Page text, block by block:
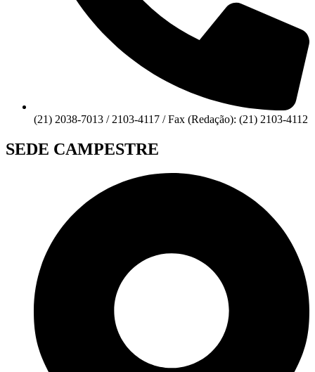
(21) 2038-7013 / 2103-4117 / Fax (Redação): (21) 2103-4112
SEDE CAMPESTRE